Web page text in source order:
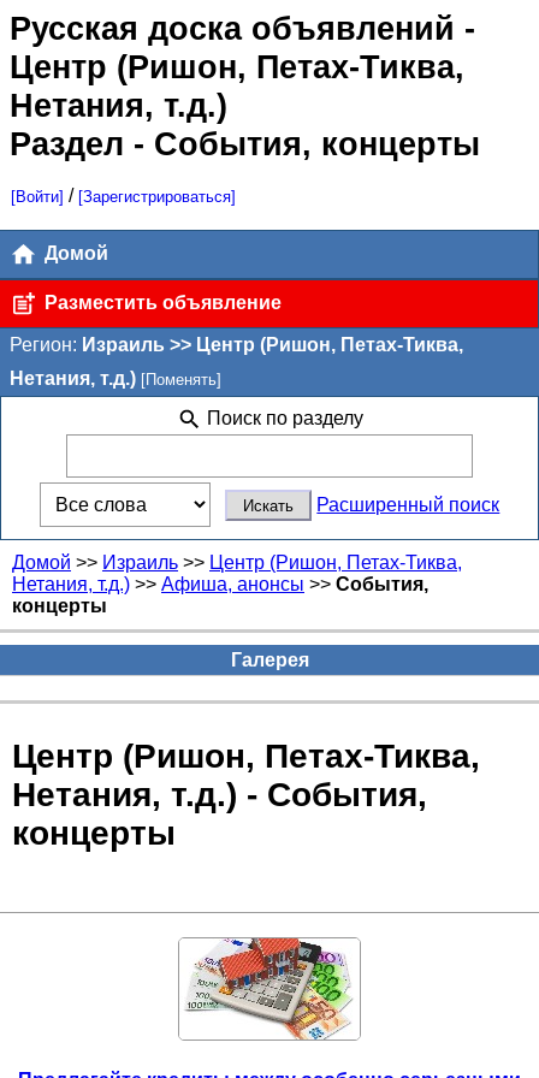
Русская доска объявлений -
Центр (Ришон, Петах-Тиква,
Нетания, т.д.)
Раздел - События, концерты
[Войти] / [Зарегистрироваться]
Домой
Разместить объявление
Регион: Израиль >> Центр (Ришон, Петах-Тиква,
Нетания, т.д.) [Поменять]
Поиск по разделу
Расширенный поиск
Домой >> Израиль >> Центр (Ришон, Петах-Тиква,
Нетания, т.д.) >> Афиша, анонсы >> События,
концерты
Галерея
Центр (Ришон, Петах-Тиква,
Нетания, т.д.) - События,
концерты